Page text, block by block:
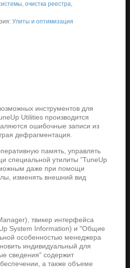
, очистка реестра,
Улиты и оптимизация
инструментов для
Utilities производится
ошибочные записи из
дефрагментация.
память, управлять
специальной утилиты ”TuneUp
даже при помощи
изменять внешний вид
твикер интерфейса
System Information) и "Общие
особенностью менеджера
индивидуальный для
сведения" содержит
а также объеме